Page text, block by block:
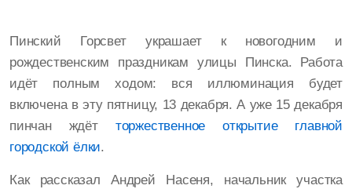
Пинский Горсвет украшает к новогодним и
рождественским праздникам улицы Пинска. Работа
идёт полным ходом: вся иллюминация будет
включена в эту пятницу, 13 декабря. А уже 15 декабря
пинчан ждёт торжественное открытие главной
городской ёлки.
Как рассказал Андрей Насеня, начальник участка